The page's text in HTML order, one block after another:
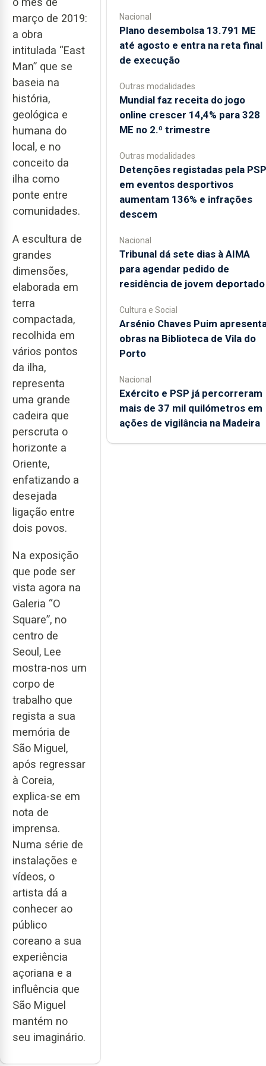
março de 2019:
a obra
intitulada “East
Man” que se
baseia na
história,
geológica e
humana do
local, e no
conceito da
ilha como
ponte entre
comunidades.
A escultura de
grandes
dimensões,
elaborada em
terra
compactada,
recolhida em
vários pontos
da ilha,
representa
uma grande
cadeira que
perscruta o
horizonte a
Oriente,
enfatizando a
desejada
ligação entre
dois povos.
Na exposição
que pode ser
vista agora na
Galeria “O
Square”, no
centro de
Seoul, Lee
mostra-nos um
corpo de
trabalho que
regista a sua
memória de
São Miguel,
após regressar
à Coreia,
explica-se em
nota de
imprensa.
Numa série de
instalações e
vídeos, o
artista dá a
conhecer ao
público
coreano a sua
experiência
açoriana e a
influência que
São Miguel
mantém no
seu imaginário.
Nacional
Plano desembolsa 13.791 ME
até agosto e entra na reta final
de execução
Outras modalidades
Mundial faz receita do jogo
online crescer 14,4% para 328
ME no 2.º trimestre
Outras modalidades
Detenções registadas pela PSP
em eventos desportivos
aumentam 136% e infrações
descem
Nacional
Tribunal dá sete dias à AIMA
para agendar pedido de
residência de jovem deportado
Cultura e Social
Arsénio Chaves Puim
obras na Biblioteca de Vila do
Porto
Nacional
Exército e PSP já percorreram
mais de 37 mil quilómetros em
ações de vigilância na Madeira